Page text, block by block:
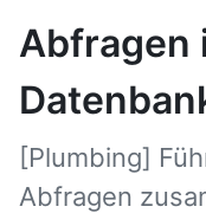
Abfragen
[Plumbing]
Abfragen